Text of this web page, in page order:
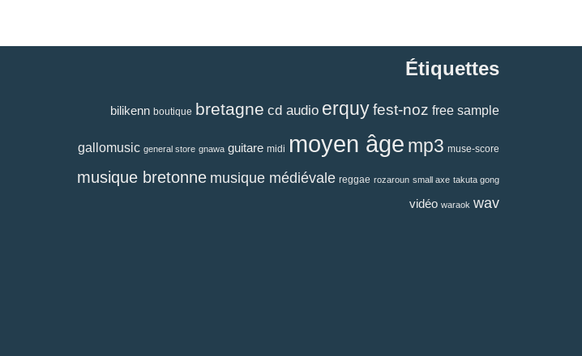
Étiquettes
bilikenn boutique bretagne cd audio erquyfest-noz free sample
gallomusic general store gnawa guitare midi moyen âge mp3 muse-score
musique bretonne musique médiévale reggae rozaroun small axe takuta gong
vidéo waraok wav